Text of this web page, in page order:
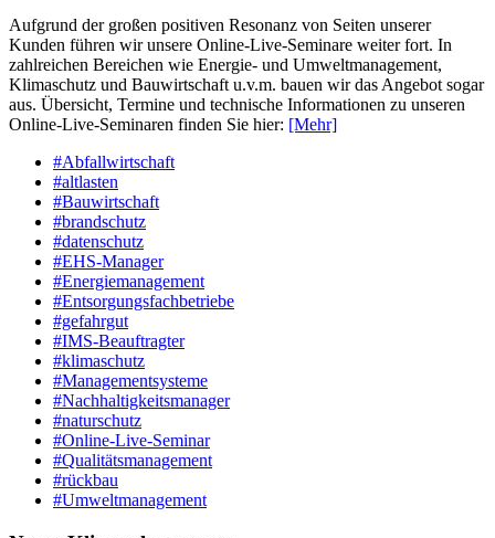
Aufgrund der großen positiven Resonanz von Seiten unserer
Kunden führen wir unsere Online-Live-Seminare weiter fort. In
zahlreichen Bereichen wie Energie- und Umweltmanagement,
Klimaschutz und Bauwirtschaft u.v.m. bauen wir das Angebot sogar
aus. Übersicht, Termine und technische Informationen zu unseren
Online-Live-Seminaren finden Sie hier: [Mehr]
#Abfallwirtschaft
#altlasten
#Bauwirtschaft
#brandschutz
#datenschutz
#EHS-Manager
#Energiemanagement
#Entsorgungsfachbetriebe
#gefahrgut
#IMS-Beauftragter
#klimaschutz
#Managementsysteme
#Nachhaltigkeitsmanager
#naturschutz
#Online-Live-Seminar
#Qualitätsmanagement
#rückbau
#Umweltmanagement